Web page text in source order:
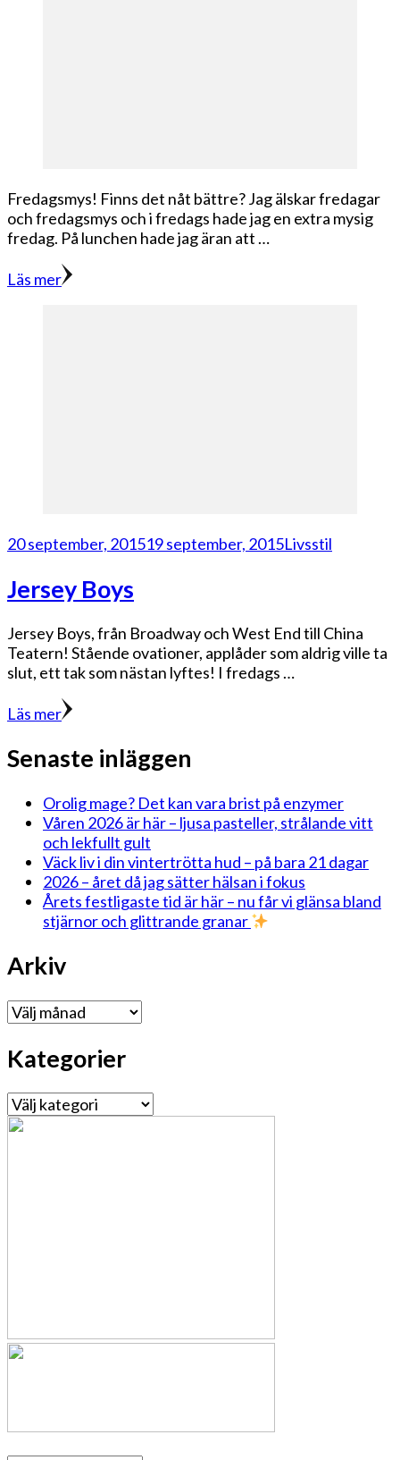
Fredagsmys! Finns det nåt bättre? Jag älskar fredagar
och fredagsmys och i fredags hade jag en extra mysig
fredag. På lunchen hade jag äran att …
Läs mer
20 september, 201519 september, 2015Livsstil
Jersey Boys
Jersey Boys, från Broadway och West End till China
Teatern! Stående ovationer, applåder som aldrig ville ta
slut, ett tak som nästan lyftes! I fredags …
Läs mer
Senaste inläggen
Orolig mage? Det kan vara brist på enzymer
Våren 2026 är här – ljusa pasteller, strålande vitt
och lekfullt gult
Väck liv i din vintertrötta hud – på bara 21 dagar
2026 – året då jag sätter hälsan i fokus
Årets festligaste tid är här – nu får vi glänsa bland
stjärnor och glittrande granar
Arkiv
Arkiv
Kategorier
Kategorier